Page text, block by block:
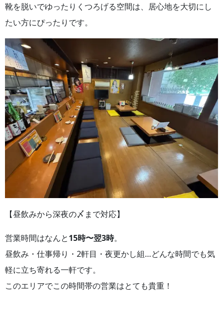
靴を脱いでゆったりくつろげる空間は、居心地を大切にし
たい方にぴったりです。
【昼飲みから深夜の〆まで対応】
営業時間はなんと15時〜翌3時。
昼飲み・仕事帰り・2軒目・夜更かし組…どんな時間でも気
軽に立ち寄れる一軒です。
このエリアでこの時間帯の営業はとても貴重！